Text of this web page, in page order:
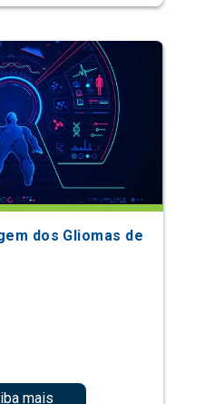
dos Gliomas de
mais